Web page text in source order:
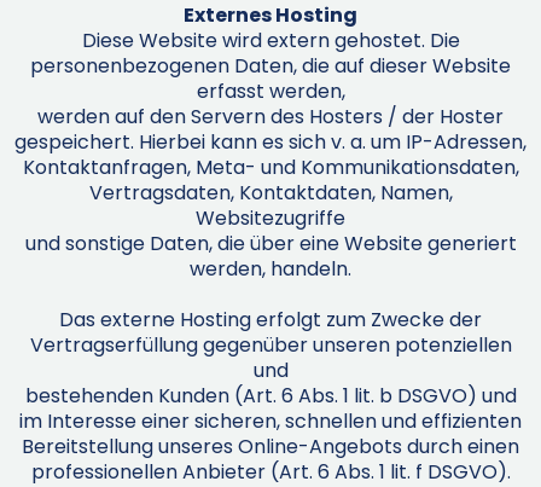
Externes Hosting
Diese Website wird extern gehostet. Die
personenbezogenen Daten, die auf dieser Website
erfasst werden,
werden auf den Servern des Hosters / der Hoster
gespeichert. Hierbei kann es sich v. a. um IP-Adressen,
Kontaktanfragen, Meta- und Kommunikationsdaten,
Vertragsdaten, Kontaktdaten, Namen,
Websitezugriffe
und sonstige Daten, die über eine Website generiert
werden, handeln.
Das externe Hosting erfolgt zum Zwecke der
Vertragserfüllung gegenüber unseren potenziellen
und
bestehenden Kunden (Art. 6 Abs. 1 lit. b DSGVO) und
im Interesse einer sicheren, schnellen und effizienten
Bereitstellung unseres Online-Angebots durch einen
professionellen Anbieter (Art. 6 Abs. 1 lit. f DSGVO).